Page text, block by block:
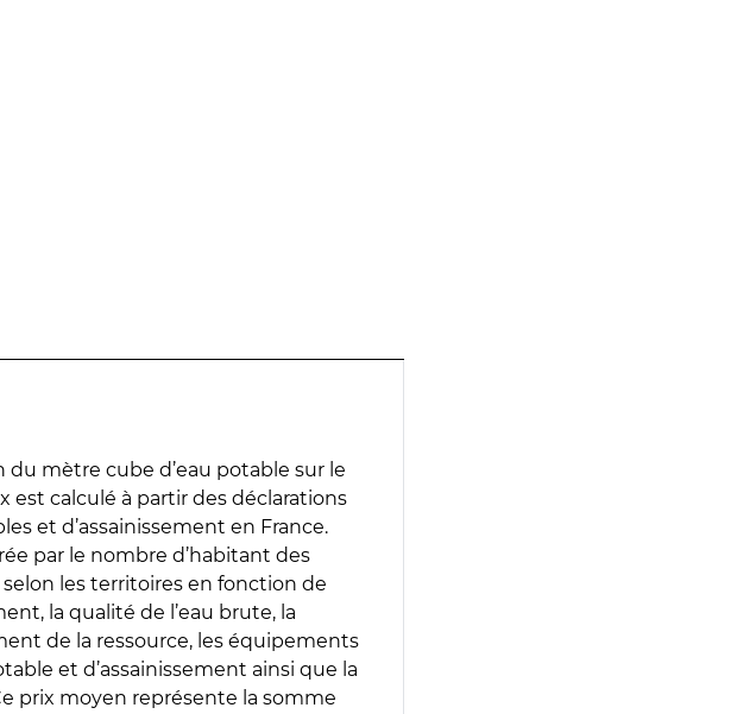
mètre cube d’eau potable sur le
est calculé à partir des déclarations
et d’assainissement en France.
par le nombre d’habitant des
les territoires en fonction de
la qualité de l’eau brute, la
de la ressource, les équipements
et d’assainissement ainsi que la
prix moyen représente la somme